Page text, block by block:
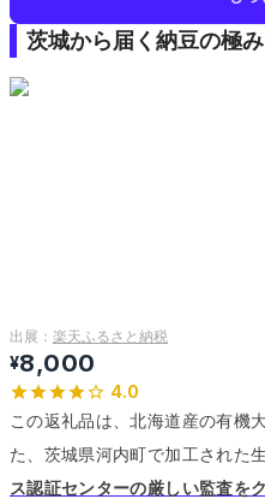
茨城から届く納豆の極
出展： 楽天ふるさと納税
¥8,000
4.0
この返礼品は、北海道産の有機
た、茨城県河内町で加工された
ス認証センターの厳しい監査を